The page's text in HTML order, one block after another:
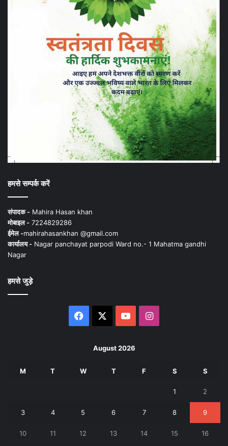
हमसे सम्पर्क करें
संपादक - Mahira Hasan khan
मोबाइल - 7224829286
ईमेल -mahirahasankhan @gmail.com
कार्यालय - Nagar panchayat parpodi Ward no.- 1 Mahatma gandhi
Nagar
हमसे जुड़े
Facebook YouTubeInstagram
August 2026
M T W T F S S
1 2
3 4 5 6 7 8 9
10 11 12 13 14 15 16